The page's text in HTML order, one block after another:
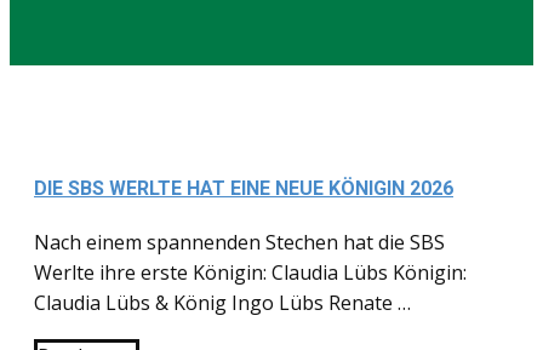
DIE SBS WERLTE HAT EINE NEUE KÖNIGIN 2026
Nach einem spannenden Stechen hat die SBS
Werlte ihre erste Königin: Claudia Lübs Königin:
Claudia Lübs & König Ingo Lübs Renate …